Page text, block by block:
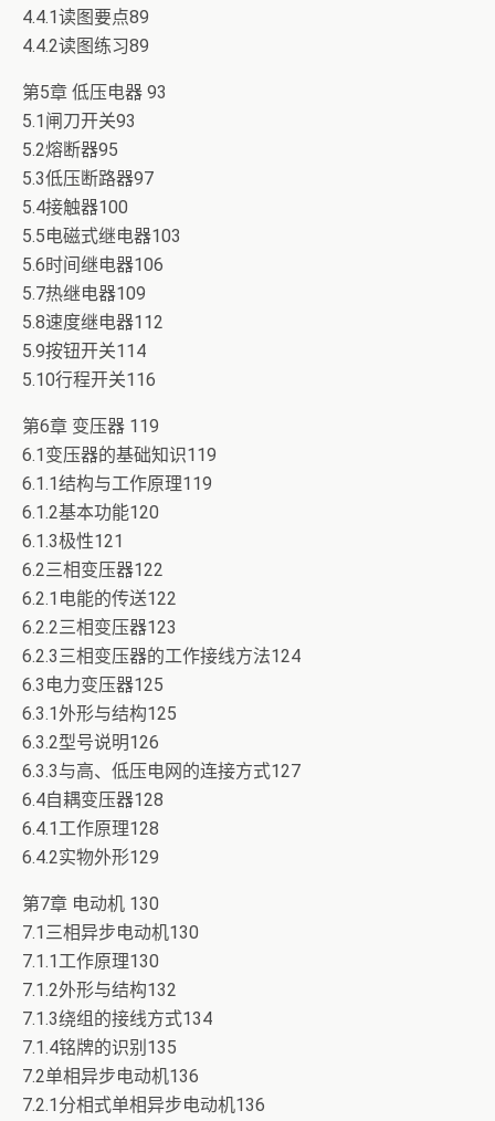
4.4.1读图要点89
4.4.2读图练习89
第5章 低压电器 93
5.1闸刀开关93
5.2熔断器95
5.3低压断路器97
5.4接触器100
5.5电磁式继电器103
5.6时间继电器106
5.7热继电器109
5.8速度继电器112
5.9按钮开关114
5.10行程开关116
第6章 变压器 119
6.1变压器的基础知识119
6.1.1结构与工作原理119
6.1.2基本功能120
6.1.3极性121
6.2三相变压器122
6.2.1电能的传送122
6.2.2三相变压器123
6.2.3三相变压器的工作接线方法124
6.3电力变压器125
6.3.1外形与结构125
6.3.2型号说明126
6.3.3与高、低压电网的连接方式127
6.4自耦变压器128
6.4.1工作原理128
6.4.2实物外形129
第7章 电动机 130
7.1三相异步电动机130
7.1.1工作原理130
7.1.2外形与结构132
7.1.3绕组的接线方式134
7.1.4铭牌的识别135
7.2单相异步电动机136
7.2.1分相式单相异步电动机136